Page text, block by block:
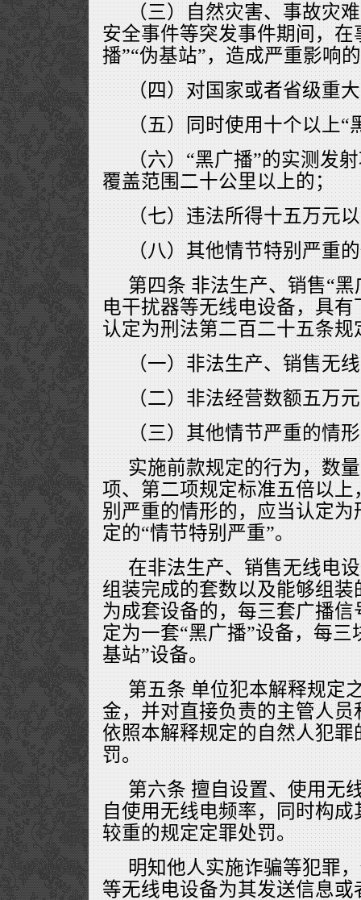
（三）自然灾害、事故灾
安全事件等突发事件期间，在
播”“伪基站”，造成严重影响
（四）对国家或者省级重
（五）同时使用十个以上“
（六）“黑广播”的实测发
覆盖范围二十公里以上的；
（七）违法所得十五万元
（八）其他情节特别严重
第四条 非法生产、销售“黑
电干扰器等无线电设备，具
认定为刑法第二百二十五条规
（一）非法生产、销售无
（二）非法经营数额五万
（三）其他情节严重的情
实施前款规定的行为，数
项、第二项规定标准五倍以
别严重的情形的，应当认定
定的“情节特别严重”。
在非法生产、销售无线电
组装完成的套数以及能够组
为成套设备的，每三套广播
定为一套“黑广播”设备，每
基站”设备。
第五条 单位犯本解释规定
金，并对直接负责的主管人
依照本解释规定的自然人犯
罚。
第六条 擅自设置、使用无
自使用无线电频率，同时构
较重的规定定罪处罚。
明知他人实施诈骗等犯罪
等无线电设备为其发送信息